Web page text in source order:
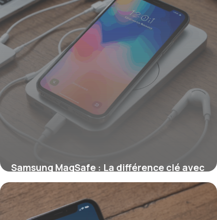
Samsung MagSafe : La différence clé avec
les solutions magnétiques pour Galaxy
11 septembre 2025